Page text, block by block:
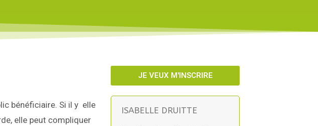
bénéficiaire. Si il y elle
elle peut compliquer
JE VEUX M'INSCRIRE
ISABELLE DRUITTE